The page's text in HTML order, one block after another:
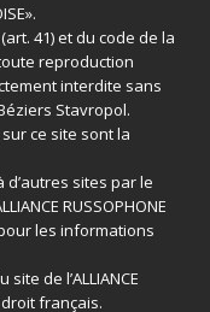
41) et du code de la
reproduction
interdite sans
Stavropol.
ce site sont la
sites par le
RUSSOPHONE
les informations
de l’ALLIANCE
droit français.